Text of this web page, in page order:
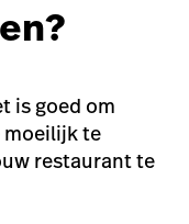
is goed om
moeilijk te
restaurant te